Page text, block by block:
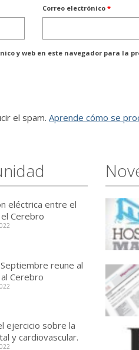
Correo electrónico *
y web en este navegador para la
el spam. Aprende cómo se
eléctrica entre el
Cerebro
reune al
Cerebro
ejercicio sobre la
y cardiovascular.